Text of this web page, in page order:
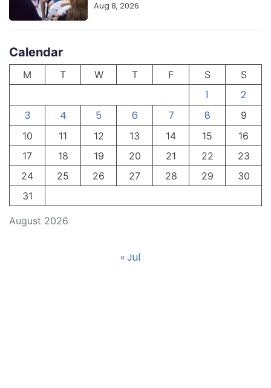
Aug 8, 2026
Calendar
August 2026
M T W T F S S
1
2
3
4 5 6 7 8
9
10
11 12 13 14 15
16
17
18 19 20 21 22
23
24
25 26 27 28 29
30
31
« Jul